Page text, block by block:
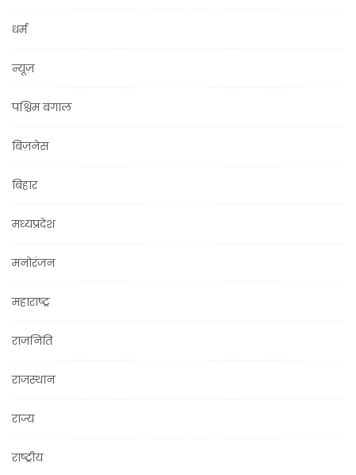
धर्म
न्यूज़
पश्चिम बंगाल
बिज़नेस
बिहार
मध्यप्रदेश
मनोरंजन
महाराष्ट्र
राजनिति
राजस्थान
राज्य
राष्ट्रीय